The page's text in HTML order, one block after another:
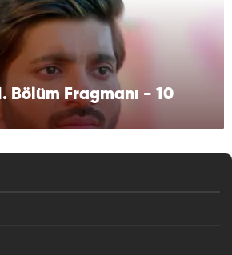
Bölüm Fragmanı - 10